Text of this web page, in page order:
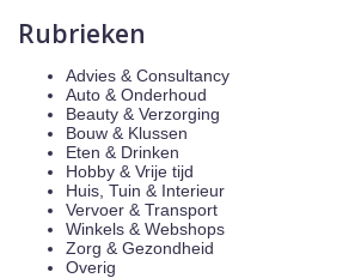
Rubrieken
Advies & Consultancy
Auto & Onderhoud
Beauty & Verzorging
Bouw & Klussen
Eten & Drinken
Hobby & Vrije tijd
Huis, Tuin & Interieur
Vervoer & Transport
Winkels & Webshops
Zorg & Gezondheid
Overig